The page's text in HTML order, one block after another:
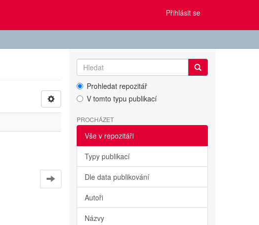
Přihlásit se
Prohledat repozitář
V tomto typu publikací
PROCHÁZET
Vše v repozitáři
Typy publikací
Dle data publikování
Autoři
Názvy